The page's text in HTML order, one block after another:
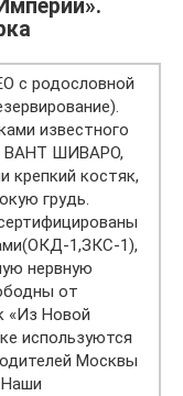
с родословной
известного
ВАНТ ШИВАРО,
крепкий костяк,
грудь.
1,ЗКС-1),
нервную
от
«Из Новой
используются
Москвы
Наши